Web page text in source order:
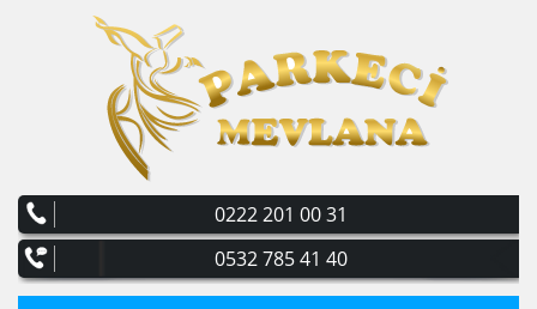
0222 201 00 31
0532 785 41 40